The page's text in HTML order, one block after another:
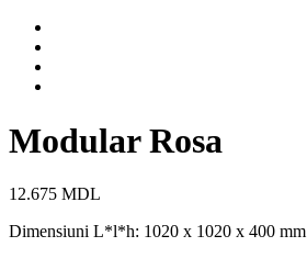
Modular Rosa
12.675 MDL
Dimensiuni L*l*h: 1020 x 1020 x 400 mm